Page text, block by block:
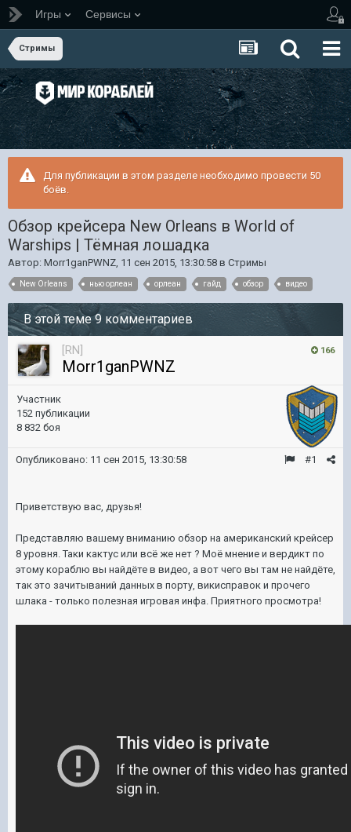
Игры Сервисы
Стримы
Для публикации в этом разделе необходимо провести 50
боёв.
Обзор крейсера New Orleans в World of
Warships | Тёмная лошадка
Автор: Morr1ganPWNZ, 11 сен 2015, 13:30:58 в Стримы
New Orleans нью орлеан орлеан гайд обзор видео
В этой теме 9 комментариев
166
[RN]
Morr1ganPWNZ
Участник
152 публикации
8 832 боя
#1
Опубликовано: 11 сен 2015, 13:30:58
Приветствую вас, друзья!
Представляю вашему вниманию обзор на американский крейсер
8 уровня. Таки кактус или всё же нет ? Моё мнение и вердикт по
этому кораблю вы найдёте в видео, а вот чего вы там не найдёте,
так это зачитываний данных в порту, викисправок и прочего
шлака - только полезная игровая инфа. Приятного просмотра!